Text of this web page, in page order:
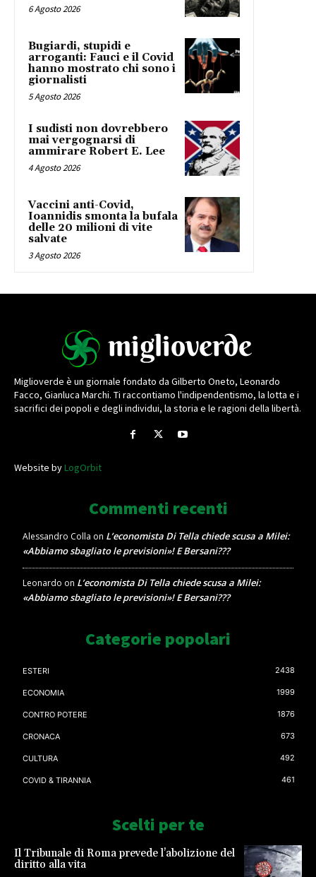
6 Agosto 2026
Bugiardi, stupidi e
arroganti: Fauci e il Covid
hanno mostrato chi sono i
giornalisti
5 Agosto 2026
I sudisti non dovrebbero
mai vergognarsi di
ammirare Robert E. Lee
4 Agosto 2026
Vaccini anti-Covid,
Ioannidis smonta la bufala
delle 20 milioni di vite
salvate
3 Agosto 2026
Miglioverde è un giornale fondato da Gilberto Oneto, Leonardo
Facco, Gianluca Marchi. Ti raccontiamo l'indipendentismo, la lotta e i
sacrifici dei popoli e degli individui, la storia e le ragioni della libertà.
Website byLogOrbit
Commenti recenti
Alessandro Colla on L’economista Di Tella chiede scusa a Milei:
«Abbiamo sbagliato le previsioni»! E Bersani???
Leonardo on L’economista Di Tella chiede scusa a Milei:
«Abbiamo sbagliato le previsioni»! E Bersani???
Categorie popolari
ESTERI 2438
ECONOMIA 1999
CONTRO POTERE 1876
CRONACA 673
CULTURA 492
COVID & TIRANNIA 461
Scelti per te
Il Tribunale di Roma prevede l’abolizione del
diritto alla vita